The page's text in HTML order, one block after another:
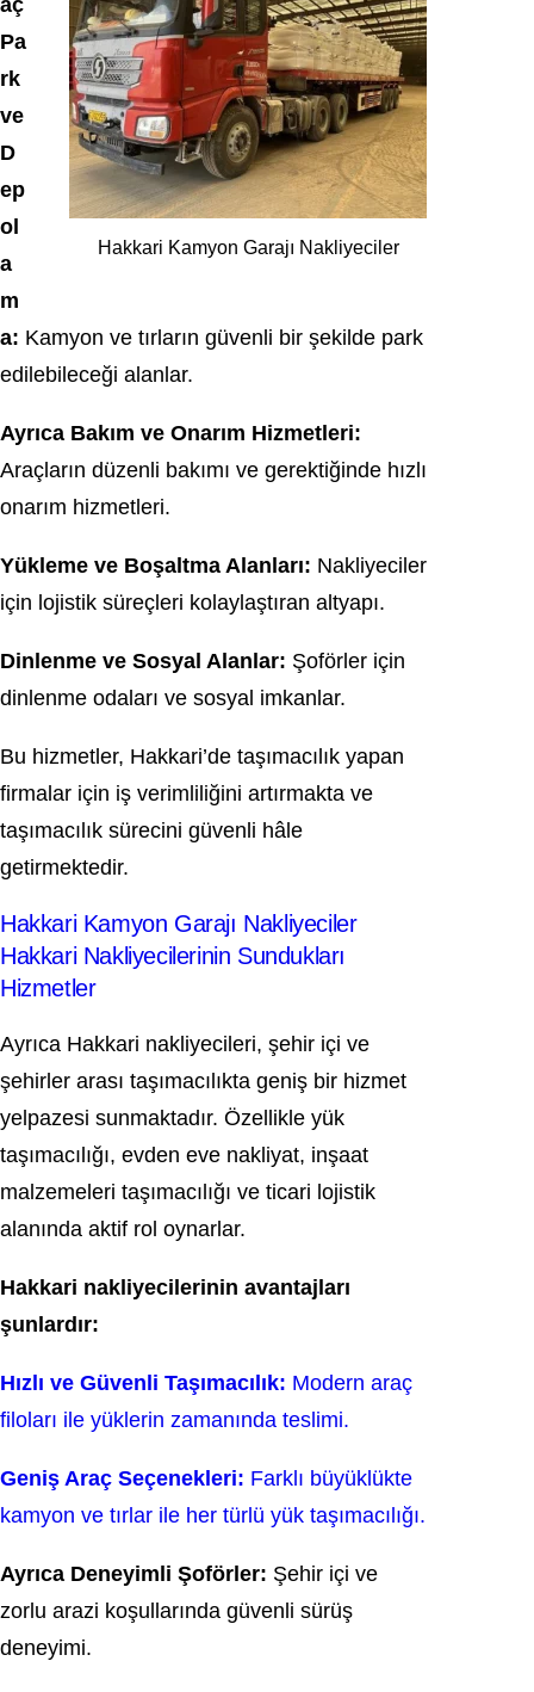
Hakkari Kamyon Garajı Nakliyeciler
aç
Pa
rk
ve
D
ep
ol
a
m
a: Kamyon ve tırların güvenli bir şekilde park
edilebileceği alanlar.
Ayrıca Bakım ve Onarım Hizmetleri:
Araçların düzenli bakımı ve gerektiğinde hızlı
onarım hizmetleri.
Yükleme ve Boşaltma Alanları: Nakliyeciler
için lojistik süreçleri kolaylaştıran altyapı.
Dinlenme ve Sosyal Alanlar: Şoförler için
dinlenme odaları ve sosyal imkanlar.
Bu hizmetler, Hakkari’de taşımacılık yapan
firmalar için iş verimliliğini artırmakta ve
taşımacılık sürecini güvenli hâle
getirmektedir.
Hakkari Kamyon Garajı Nakliyeciler
Hakkari Nakliyecilerinin Sundukları
Hizmetler
Ayrıca Hakkari nakliyecileri, şehir içi ve
şehirler arası taşımacılıkta geniş bir hizmet
yelpazesi sunmaktadır. Özellikle yük
taşımacılığı, evden eve nakliyat, inşaat
malzemeleri taşımacılığı ve ticari lojistik
alanında aktif rol oynarlar.
Hakkari nakliyecilerinin avantajları
şunlardır:
Hızlı ve Güvenli Taşımacılık: Modern araç
filoları ile yüklerin zamanında teslimi.
Geniş Araç Seçenekleri: Farklı büyüklükte
kamyon ve tırlar ile her türlü yük taşımacılığı.
Ayrıca Deneyimli Şoförler: Şehir içi ve
zorlu arazi koşullarında güvenli sürüş
deneyimi.